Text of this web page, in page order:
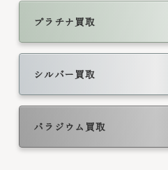
プラチナ買取
シルバー買取
パラジウム買取